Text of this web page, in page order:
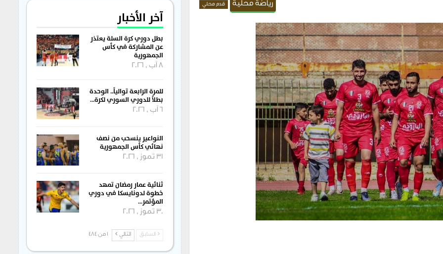
رياضة محلية قدم محلي
آخر الأخبار
بطل دوري كرة السلة يعتذر
عن المشاركة في كأس
الجمهورية
8 آب , 2026
للمرة الرابعة توالياً.. الوحدة
بطلاً للدوري السوري لكرة…
6 آب , 2026
النواعير ينسحب من نصف
نهائي كأس الجمهورية
31 تموز , 2026
ثنائية عمار رمضان تمهد
خطوة لدونايسكا في دوري
المؤتمر…
30 تموز , 2026
السابق التالي 1 من 484